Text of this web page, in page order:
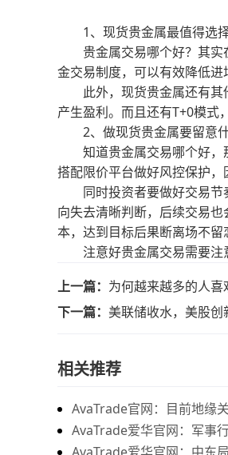
1、现货贵金属最值得选
贵金属交易哪个好？其实
金交易制度，可以有效降低进
此外，现货贵金属还有其
产生盈利。而且还有T+0模式
2、做现货贵金属要留意什
知道贵金属交易哪个好，
搭配限价平台做好风控保护，
同时投资者要做好交易节
向失去清晰判断，后续交易
本，达到目标后果断离场不留
注意好贵金属交易需要注
上一篇： 为何越来越多的人喜
下一篇： 美联储收水，美股创
相关推荐
AvaTrade官网：目前地缘
化，带来的燃料油价格持
AvaTrade爱华官网：军事